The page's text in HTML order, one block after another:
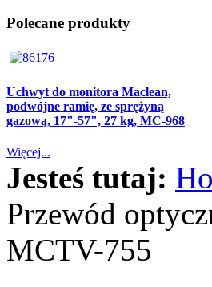
Polecane produkty
Uchwyt do monitora Maclean,
podwójne ramię, ze sprężyną
gazową, 17"-57", 27 kg, MC-968
Więcej...
Jesteś tutaj:
Przewód
MCTV-755